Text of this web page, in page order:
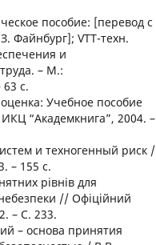
пособие: [перевод с
Файнбург]; VTT-техн.
и
– М.:
с.
Учебное пособие
“Академкнига”, 2004. –
и техногенный риск /
– 155 с.
рівнів для
// Офіційний
– С. 233.
– основа принятия